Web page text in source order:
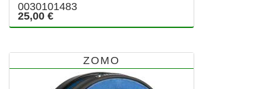
0030101483
25,00 €
ZOMO